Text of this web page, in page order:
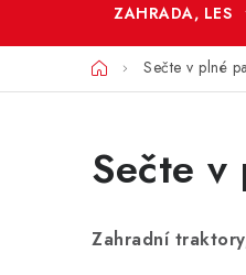
ZAHRADA, LES
DomůSečte v plné
Sečte v
Zahradní